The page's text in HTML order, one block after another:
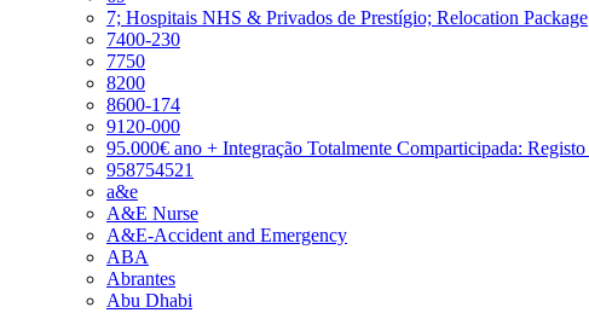
7; Hospitais NHS & Privados de Prestígio; Relocation Package
7400-230
7750
8200
8600-174
9120-000
95.000€ ano + Integração Totalmente Comparticipada:
958754521
a&e
A&E Nurse
A&E-Accident and Emergency
ABA
Abrantes
Abu Dhabi